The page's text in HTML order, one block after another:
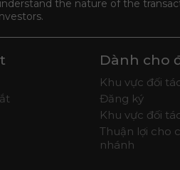
the nature of the
Dành cho
Khu vực đối
Đăng ký
Khu vực đối
Thuận lợi cho
nhánh